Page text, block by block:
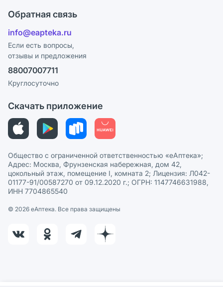
Ответы на вопросы
Блог
Поставщики
Лицензия
Реклама на сайте
Ваши товары на ЕАПТЕКЕ
Программа СберСпасибо
Политика конфиденциальности
Пользовательское соглашение
Политика рекомендаций
Этика и соответствие
Политика в отношении обработки персональных данных
Обратная связь
info@eapteka.ru
Если есть вопросы,
отзывы и предложения
88007007711
Круглосуточно
Скачать приложение
Общество с ограниченной ответственностью «еАптека»;
Адрес: Москва, Фрунзенская набережная, дом 42,
цокольный этаж, помещение I, комната 2; Лицензия: Л042-
01177-91/00587270 от 09.12.2020 г.; ОГРН: 1147746631988,
ИНН 7704865540
© 2026 eАптека. Все права защищены